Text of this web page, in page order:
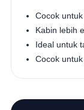
Cocok
Kabin lebih
Ideal untuk
Cocok